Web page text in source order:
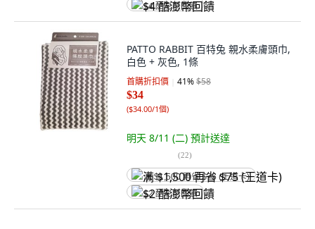
$4 酷澎幣回饋
PATTO RABBIT 百特兔 親水柔膚頭巾,
白色 + 灰色, 1條
首購折扣價 41%$58
$34
($34.00/1個)
明天 8/11 (二) 預計送達
(22)
满 $1,500 再省 $75 (王道卡)
$2 酷澎幣回饋